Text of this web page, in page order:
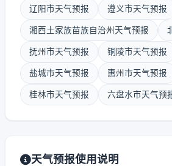
辽阳市天气预报 遵义市天气预报
湘西土家族苗族自治州天气预报
抚州市天气预报 铜陵市天气预报
盐城市天气预报 惠州市天气预报
桂林市天气预报 六盘水市天气预
天气预报使用说明